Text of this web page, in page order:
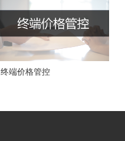
终端价格管控